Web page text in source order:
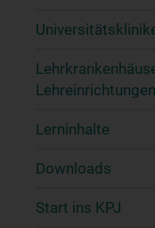
Lehreinrichtungen
Lerninhalte
Downloads
Start ins KPJ